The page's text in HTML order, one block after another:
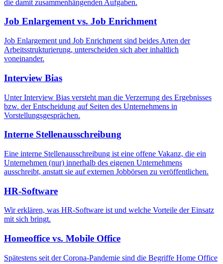
die damit zusammenhängenden Aufgaben.
Job Enlargement vs. Job Enrichment
Job Enlargement und Job Enrichment sind beides Arten der
Arbeitsstrukturierung, unterscheiden sich aber inhaltlich
voneinander.
Interview Bias
Unter Interview Bias versteht man die Verzerrung des Ergebnisses
bzw. der Entscheidung auf Seiten des Unternehmens in
Vorstellungsgesprächen.
Interne Stellenausschreibung
Eine interne Stellenausschreibung ist eine offene Vakanz, die ein
Unternehmen (nur) innerhalb des eigenen Unternehmens
ausschreibt, anstatt sie auf externen Jobbörsen zu veröffentlichen.
HR-Software
Wir erklären, was HR-Software ist und welche Vorteile der Einsatz
mit sich bringt.
Homeoffice vs. Mobile Office
Spätestens seit der Corona-Pandemie sind die Begriffe Home Office